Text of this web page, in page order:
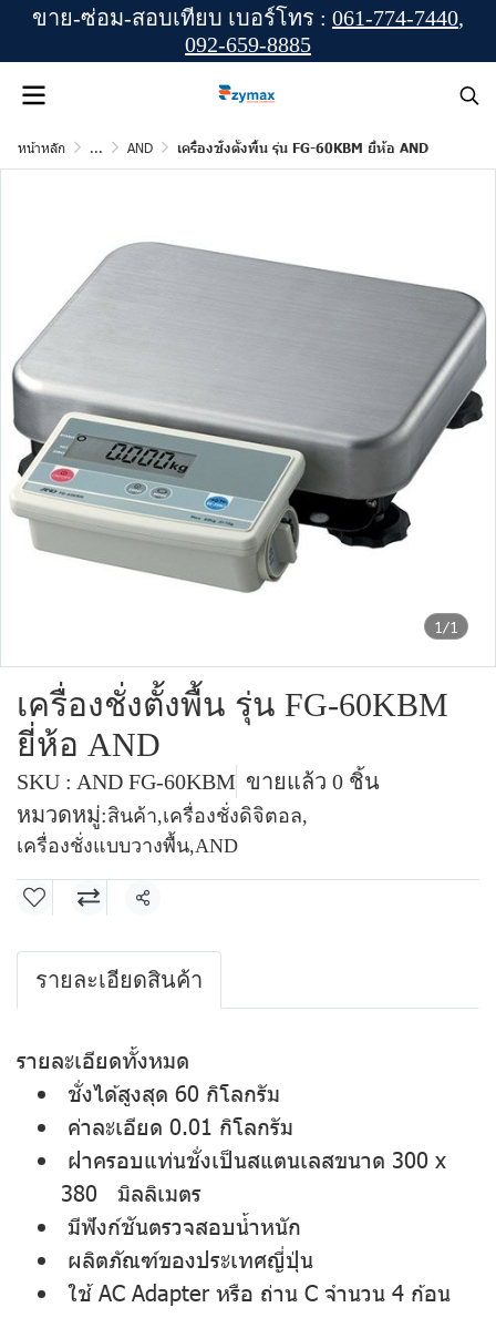
ขาย-ซ่อม-สอบเทียบ เบอร์โทร : 061-774-7440,
092-659-8885
หน้าหลัก ... AND เครื่องชั่งตั้งพื้น รุ่น FG-60KBM ยี่ห้อ AND
1/1
เครื่องชั่งตั้งพื้น รุ่น FG-60KBM
ยี่ห้อ AND
SKU : AND FG-60KBM ขายแล้ว 0 ชิ้น
หมวดหมู่:สินค้า,เครื่องชั่งดิจิตอล,
เครื่องชั่งแบบวางพื้น,AND
แชร์
รายละเอียดสินค้า
รายละเอียดทั้งหมด
ชั่งได้สูงสุด 60 กิโลกรัม
ค่าละเอียด 0.01 กิโลกรัม
ฝาครอบแท่นชั่งเป็นสแตนเลสขนาด 300 x
380 มิลลิเมตร
มีฟังก์ชันตรวจสอบน้ำหนัก
ผลิตภัณฑ์ของประเทศญี่ปุ่น
ใช้ AC Adapter หรือ ถ่าน C จำนวน 4 ก้อน